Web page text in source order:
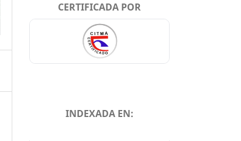
CERTIFICADA POR
INDEXADA EN: